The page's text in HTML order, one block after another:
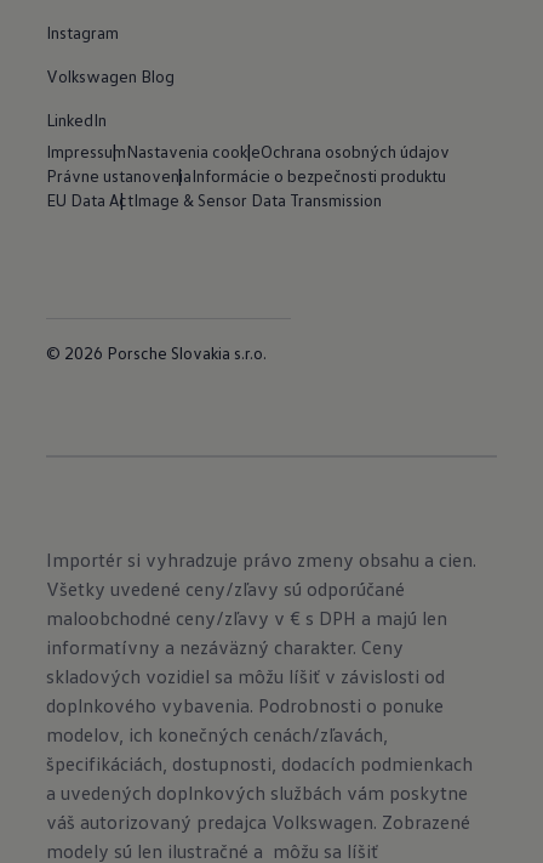
Instagram
Volkswagen Blog
LinkedIn
ImpressumNastavenia cookieOchrana osobných údajov
Právne ustanoveniaInformácie o bezpečnosti produktu
EU Data ActImage & Sensor Data Transmission
© 2026 Porsche Slovakia s.r.o.
Importér si vyhradzuje právo zmeny obsahu a cien.
Všetky uvedené ceny/zľavy sú odporúčané
maloobchodné ceny/zľavy v € s DPH a majú len
informatívny a nezáväzný charakter. Ceny
skladových vozidiel sa môžu líšiť v závislosti od
doplnkového vybavenia. Podrobnosti o ponuke
modelov, ich konečných cenách/zľavách,
špecifikáciách, dostupnosti, dodacích podmienkach
a uvedených doplnkových službách vám poskytne
váš autorizovaný predajca Volkswagen. Zobrazené
modely sú len ilustračné a môžu sa líšiť